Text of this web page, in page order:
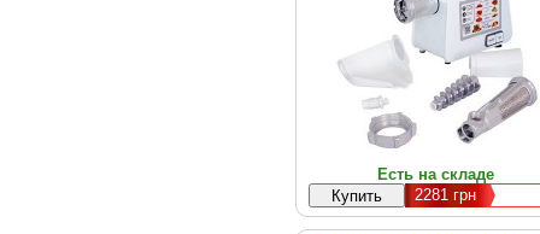
Есть на складе
2281 грн